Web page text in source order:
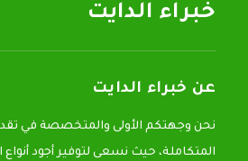
خبراء الدايت
عن خبراء الدايت
نحن وجهتكم الأولى والمتخصصة في
المتكاملة، حيث نسعى لتوفير أجود